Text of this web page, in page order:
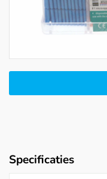
Specificaties